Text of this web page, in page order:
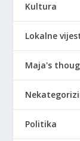
Kultura
Lokalne
Maja's
Politika